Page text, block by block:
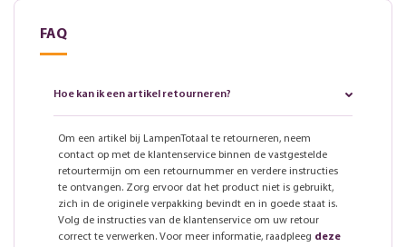
FAQ
Hoe kan ik een artikel retourneren?
Om een artikel bij LampenTotaal te retourneren, neem
contact op met de klantenservice binnen de vastgestelde
retourtermijn om een retournummer en verdere instructies
te ontvangen. Zorg ervoor dat het product niet is gebruikt,
zich in de originele verpakking bevindt en in goede staat is.
Volg de instructies van de klantenservice om uw retour
correct te verwerken. Voor meer informatie, raadpleeg deze